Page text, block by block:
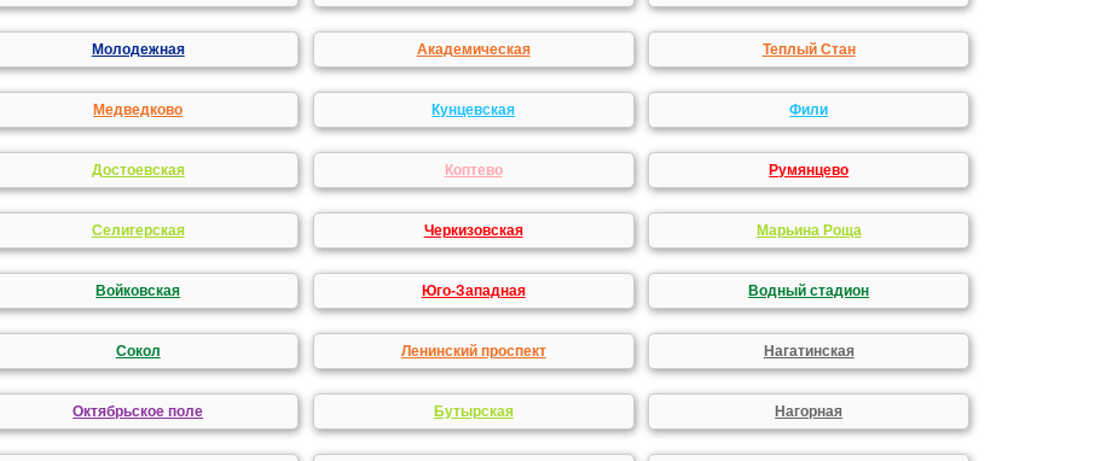
Молодежная Академическая Теплый Стан
Медведково Кунцевская Фили
Достоевская Коптево Румянцево
Селигерская Черкизовская Марьина Роща
Войковская Юго-Западная Водный стадион
Сокол Ленинский проспект Нагатинская
Октябрьское поле Бутырская Нагорная